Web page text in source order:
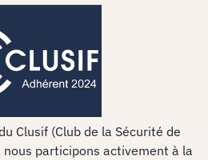
Clusif (Club de la Sécurité de
participons activement à la